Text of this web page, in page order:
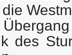
des